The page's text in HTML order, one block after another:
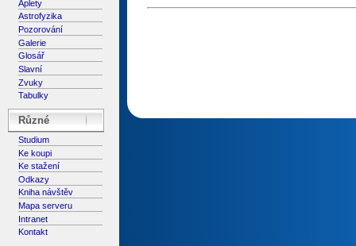
Aplety
Astrofyzika
Pozorování
Galerie
Glosář
Slavní
Zvuky
Tabulky
Různé
Studium
Ke koupi
Ke stažení
Odkazy
Kniha návštěv
Mapa serveru
Intranet
Kontakt